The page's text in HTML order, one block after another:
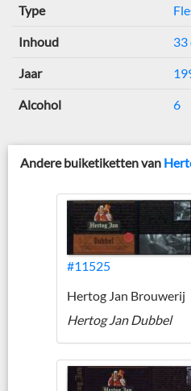
Type
Inhoud 33
Jaar
Alcohol 6
Andere buiketiketten van
#11525
Hertog Jan Brouwerij
Hertog Jan Dubbel